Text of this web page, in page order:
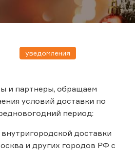
уведомления
и партнеры, обращаем
условий доставки по
период:
доставки
и других городов РФ с